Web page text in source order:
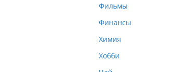
Фильмы
Финансы
Химия
Хобби